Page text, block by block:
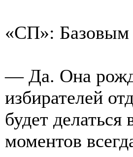
«СП»: Базовым
— Да. Она
избирателей
будет
моментов